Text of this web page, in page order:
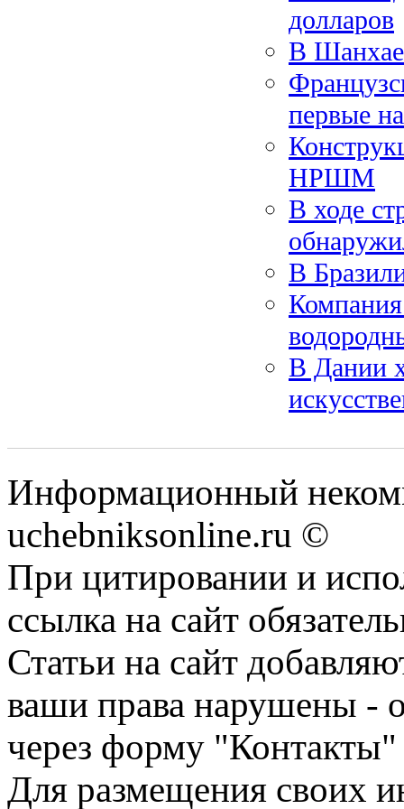
долларов
В Шанхае
первые
НРШМ
В ходе
В
В Дании
Информационный
uchebniksonline.ru ©
При цитировании и
ссылка на сайт
Статьи на сайт
ваши права нарушены -
через форму "Контакты"
Для размещения своих